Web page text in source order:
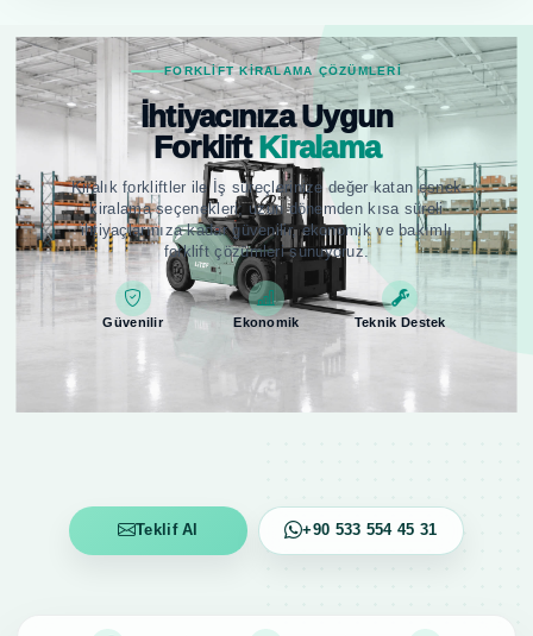
FORKLIFT KIRALAMA ÇÖZÜMLERI
İhtiyacınıza Uygun
ForkliftKiralama
Kiralık forkliftler ile İş süreçlerinize değer katan esnek
kiralama seçenekleri; uzun dönemden kısa süreli
ihtiyaçlarınıza kadar güvenilir, ekonomik ve bakımlı
forklift çözümleri sunuyoruz.
Güvenilir Ekonomik Teknik Destek
Teklif Al +90 533 554 45 31